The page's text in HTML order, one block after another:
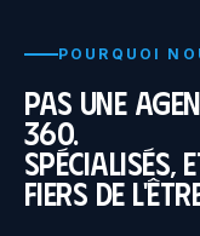
POURQUOI
Pas une
360.
Spécialisés,
fiers de